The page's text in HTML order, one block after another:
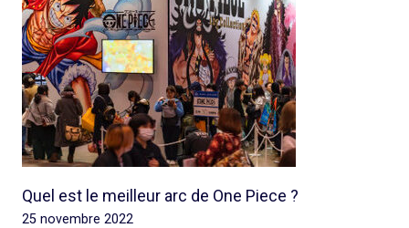
Quel est le meilleur arc de One Piece ?
25 novembre 2022